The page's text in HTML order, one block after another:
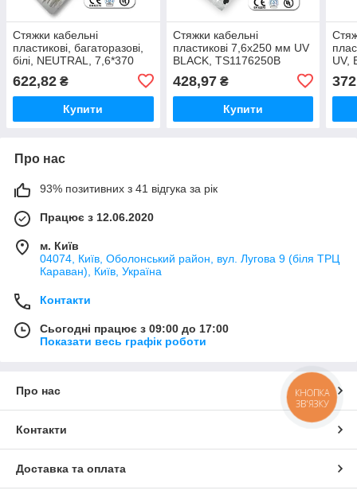
Стяжки кабельні
пластикові, багаторазові,
білі, NEUTRAL, 7,6*370
622,82 ₴
Купити
Стяжки кабельні
пластикові 7,6x250 мм UV
BLACK, TS1176250B
428,97₴
Купити
UV,
Про нас
93% позитивних з 41 відгука за рік
Працює з 12.06.2020
м. Київ
04074, Київ, Оболонський район, вул. Лугова 9 (біля ТРЦ
Караван), Київ, Україна
Контакти
Сьогодні працює з 09:00 до 17:00
Показати весь графік роботи
Про нас
Контакти
Доставка та оплата
КНОПКА
ЗВ'ЯЗКУ